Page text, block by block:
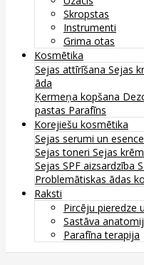
Skropstas
Instrumenti
Grima otas
Kosmētika
Sejas attīrīšana Sejas
āda
Ķermeņa kopšana
pastas Parafīns
Korejiešu kosmētika
Sejas serumi un
Sejas toneri Sejas
Sejas SPF aizsardzība
Problemātiskas ādas
Raksti
Pircēju pieredze
Sastāva
Parafīna terapija